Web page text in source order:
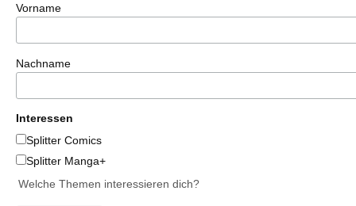
Vorname
Nachname
Interessen
Splitter Comics
Splitter Manga+
Welche Themen interessieren dich?